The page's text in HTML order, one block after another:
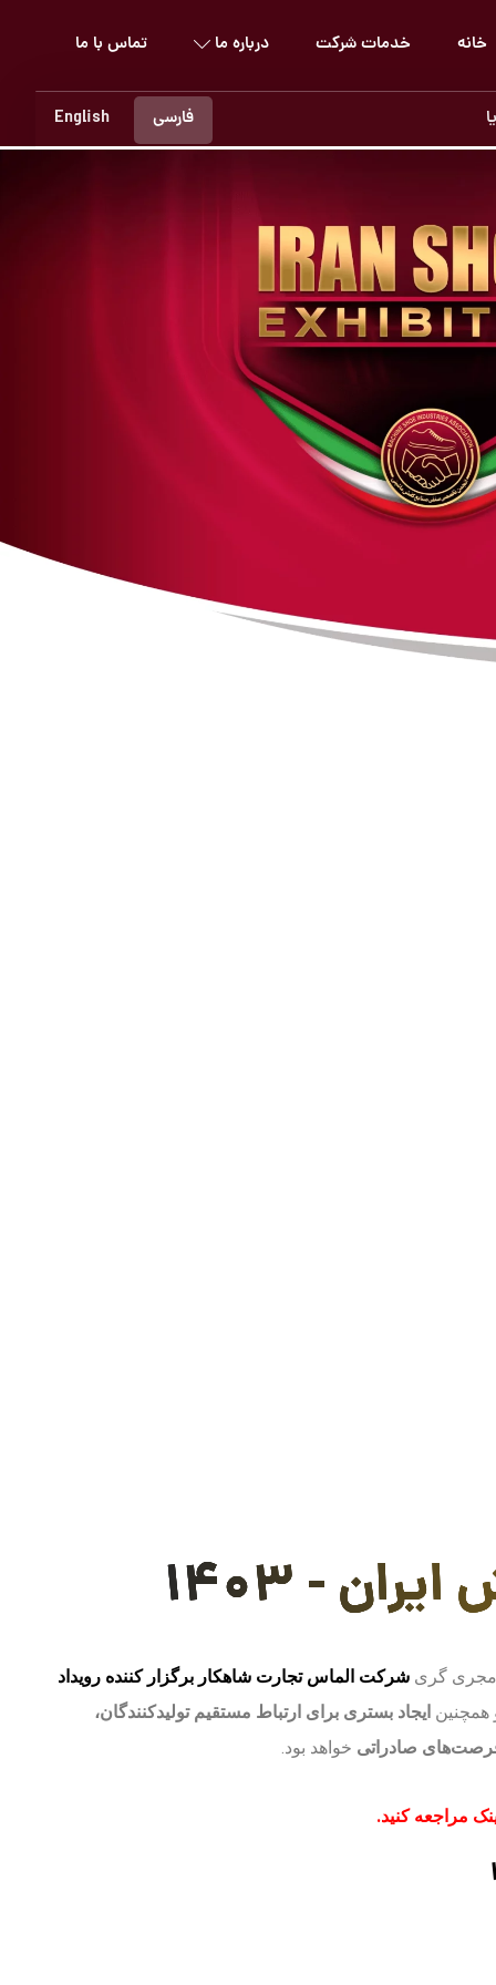
خانه خدمات شرکت درباره ما تماس با ما
فارسی English
- 1403
مجری گری شرکت الماس تجارت شاهکار برگزار کننده رویداد
ایجاد بستری برای ارتباط مستقیم تولیدکنندگان،
فرصت‌های صادراتی خواهد بود.